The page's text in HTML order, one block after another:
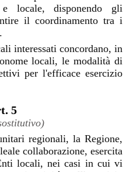
e locale, disponendo gli
il coordinamento tra i
interessati concordano, in
locali, le modalità di
per l'efficace esercizio
5
regionali, la Regione,
collaborazione, esercita
locali, nei casi in cui vi